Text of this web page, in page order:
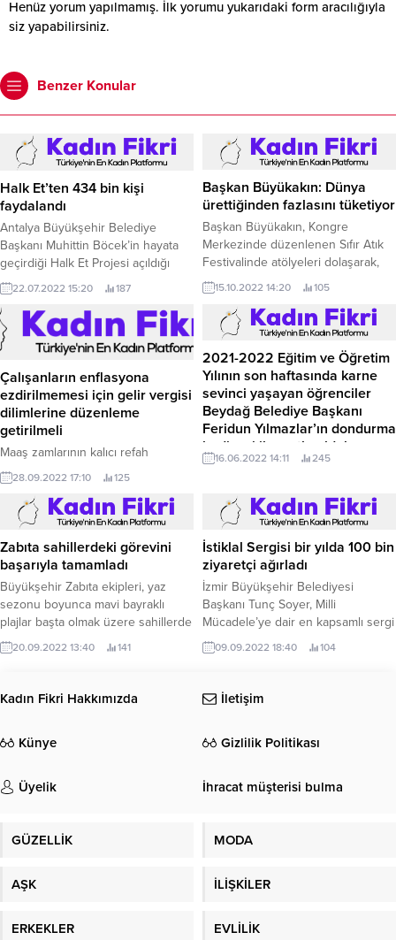
Henüz yorum yapılmamış. İlk yorumu yukarıdaki form aracılığıyla
siz yapabilirsiniz.
Benzer Konular
Halk Et’ten 434 bin kişi
faydalandı
Antalya Büyükşehir Belediye
Başkanı Muhittin Böcek’in hayata
geçirdiği Halk Et Projesi açıldığı
günden itibaren Antalyalıların
yoğun ilgisini görüyor.
22.07.2022 15:20 187
Başkan Büyükakın: Dünya
ürettiğinden fazlasını tüketiyor
Başkan Büyükakın, Kongre
Merkezinde düzenlenen Sıfır Atık
Festivalinde atölyeleri dolaşarak,
katkı sunanlara teşekkür etti
Kocaeli Büyükşehir Belediye
Başkanı Tahir Büyükakın,
sürdürülebilir bir dünya amacıyla
düzenlenen Sıfır Atık Festivalinin
açılış programının arından Kocaeli
Kongre Merkezinden kurulan stant
ve atölyeleri ziyaret eti.
15.10.2022 14:20 105
Çalışanların enflasyona
ezdirilmemesi için gelir vergisi
dilimlerine düzenleme
getirilmeli
Maaş zamlarının kalıcı refah
sağlayabilmesi için gelir vergisine
düzenleme şart Son bir yıldır
ülkemizi etkisi altına alan yüksek
enflasyon sebebiyle, çalışanlarının
hızla yükselen fiyat artışlarından
asgari düzeyde etkilenmesini
amaçlayan işverenler, çalışanlarına
önemli oranlarda maaş artışı
yapıyorlar.
28.09.2022 17:10 125
2021-2022 Eğitim ve Öğretim
Yılının son haftasında karne
sevinci yaşayan öğrenciler
Beydağ Belediye Başkanı
Feridun Yılmazlar’ın dondurma
hediyesi ile mutlu oldular.
Beydağ Atatürk İlkokulu-Ortaokulu,
16.06.2022 14:11 245
Zabıta sahillerdeki görevini
başarıyla tamamladı
Büyükşehir Zabıta ekipleri, yaz
sezonu boyunca mavi bayraklı
plajlar başta olmak üzere sahillerde
görev yaptı Kocaeli’de 15
Haziran’da açılan deniz sezonuyla
Belediyesi Zabıta ekipleri,
20.09.2022 13:40 141
İstiklal Sergisi bir yılda 100 bin
ziyaretçi ağırladı
İzmir Büyükşehir Belediyesi
Başkanı Tunç Soyer, Milli
Mücadele’ye dair en kapsamlı sergi
olan "Büyük Zafer'in 100.
09.09.2022 18:40 104
Kadın Fikri Hakkımızda İletişim
Künye Gizlilik Politikası
Üyelik İhracat müşterisi bulma
GÜZELLİK MODA
AŞK İLİŞKİLER
ERKEKLER EVLİLİK